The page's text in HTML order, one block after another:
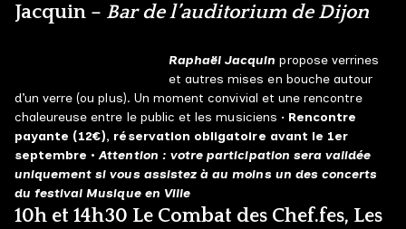
Jacquin – Bar de l’auditorium de Dijon
Raphaël Jacquin propose verrines
et autres mises en bouche autour
d’un verre (ou plus). Un moment convivial et une rencontre
chaleureuse entre le public et les musiciens • Rencontre
payante (12€), réservation obligatoire avant le 1er
septembre •Attention : votre participation sera validée
uniquement si vous assistez à au moins un des concerts
du festival Musique en Ville
10h et 14h30 Le Combat des Chef.fes, Les